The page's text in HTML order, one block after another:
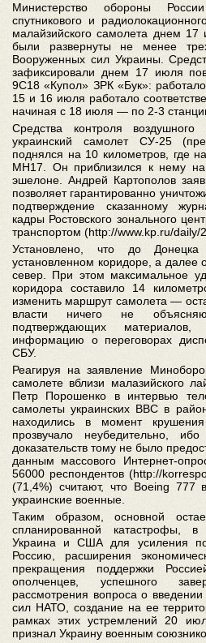
Министерство обороны
спутникового и
малайзийского самолета днем
были развернуты не менее
Вооруженных сил Украины.
зафиксировали днем 17 июля
9С18 «Купол» ЗРК «Бук»:
15 и 16 июля работало
начиная с 18 июля — по 2-3 станции
Средства контроля воздушного
украинский самолет СУ-25
поднялся на 10 километров, где
МН17. Он приблизился к нему
эшелоне. Андрей Картополов
позволяет гарантированно
подтверждение сказанному
кадры Ростовского зонального
транспортом (http://www.kp.ru/daily/
Установлено, что до
установленном коридоре, а далее
север. При этом максимальное
коридора составило 14
изменить маршрут самолета —
власти ничего не
подтверждающих
информацию о переговорах
СБУ.
Реагируя на заявление
самолете вблизи малазийского
Петр Порошенко в интервью
самолеты украинских ВВС в
находились в момент
прозвучало неубедительно,
доказательств тому не было
данным массового Интернет-
56000 респондентов (http://
(71,4%) считают, что Boeing 777
украинские военные.
Таким образом, основной
спланированной катастрофы, в
Украина и США для усиления
Россию, расширения
прекращения поддержки
ополченцев, успешного
рассмотрения вопроса о
сил НАТО, создание на ее
рамках этих устремлений 20
признал Украину военным